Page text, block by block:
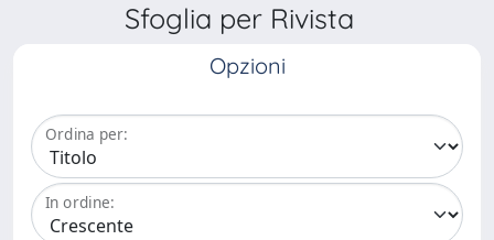
Sfoglia per Rivista
Opzioni
Ordina per:
In ordine: